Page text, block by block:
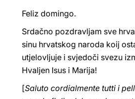
Feliz domingo.
Srdačno pozdravljam sve
sinu hrvatskog naroda koij
utjelovljuje i svjedoči svezu
Hvaljen Isus i Marija!
[Saluto cordialmente tutti i